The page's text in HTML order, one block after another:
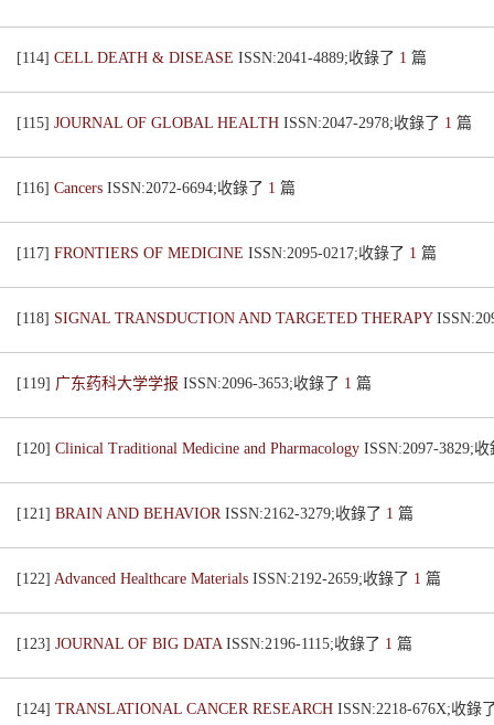
[114] CELL DEATH & DISEASE ISSN:2041-4889;收錄了 1 篇
[115] JOURNAL OF GLOBAL HEALTH ISSN:2047-2978;收錄了 1 篇
[116] Cancers ISSN:2072-6694;收錄了 1 篇
[117] FRONTIERS OF MEDICINE ISSN:2095-0217;收錄了 1 篇
[118] SIGNAL TRANSDUCTION AND TARGETED THERAPY
[119] 广东药科大学学报 ISSN:2096-3653;收錄了 1 篇
[120] Clinical Traditional Medicine and Pharmacology ISSN:2097-3829;
[121] BRAIN AND BEHAVIOR ISSN:2162-3279;收錄了 1 篇
[122] Advanced Healthcare Materials ISSN:2192-2659;收錄了 1 篇
[123] JOURNAL OF BIG DATA ISSN:2196-1115;收錄了 1 篇
[124] TRANSLATIONAL CANCER RESEARCH ISSN:2218-676X;收錄